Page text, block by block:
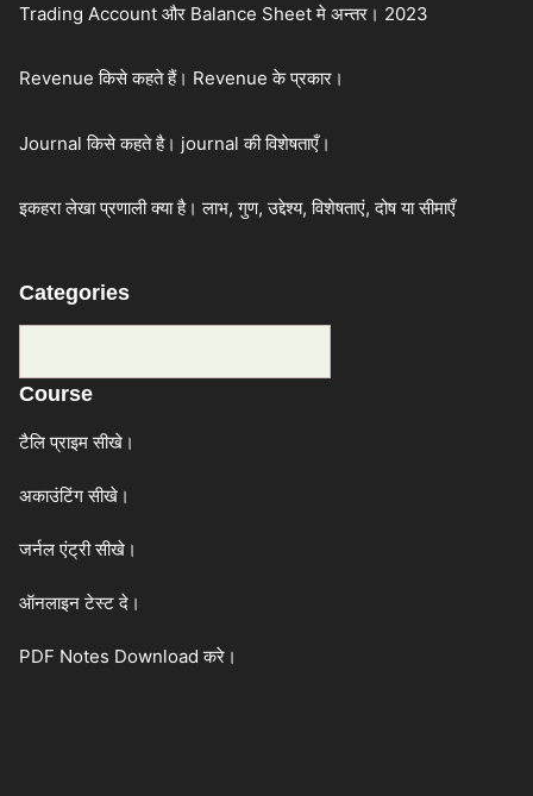
Trading Account और Balance Sheet मे अन्तर। 2023
Revenue किसे कहते हैं। Revenue के प्रकार।
Journal किसे कहते है। journal की विशेषताएँ।
इकहरा लेखा प्रणाली क्या है। लाभ, गुण, उद्देश्य, विशेषताएं, दोष या सीमाएँ
Categories
Course
टैलि प्राइम सीखे।
अकाउंटिंग सीखे।
जर्नल एंट्री सीखे।
ऑनलाइन टेस्ट दे।
PDF Notes Download करे।